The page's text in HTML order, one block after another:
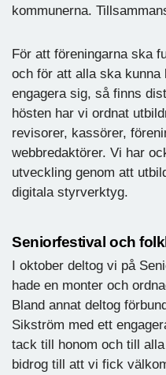
kommunerna.
För att föreningarna ska
och för att alla ska
engagera sig, så finns
hösten har vi ordnat
revisorer, kassörer,
webbredaktörer. Vi har
utveckling genom att
digitala styrverktyg.
Seniorfestival och
I oktober deltog vi på
hade en monter och
Bland annat deltog
Sikström med ett
tack till honom och till
bidrog till att vi fick